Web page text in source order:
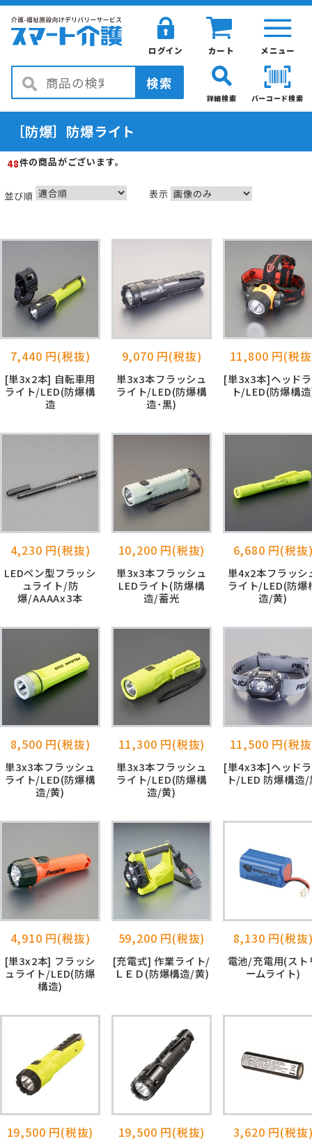
メニュー
カート
ログイン
検索
バーコード検索
詳細検索
［防爆］防爆ライト
48件の商品がございます。
並び順 表示
7,440 円(税抜)
[単3x2本] 自転車用
ライト/LED(防爆構
造
9,070 円(税抜)
単3x3本フラッシュ
ライト/LED(防爆構
造･黒)
11,800 円(税
[単3x3本]ヘッド
ト/LED(防爆構
4,230 円(税抜)
LEDペン型フラッシ
ュライト/防
爆/AAAAx3本
10,200 円(税抜)
単3x3本フラッシュ
LEDライト(防爆構
造/蓄光
6,680 円(税抜
単4x2本フラッシ
ライト/LED(防爆
造/黄)
8,500 円(税抜)
単3x3本フラッシュ
ライト/LED(防爆構
造/黄)
11,300 円(税抜)
単3x3本フラッシュ
ライト/LED(防爆構
造/黄)
11,500 円(税
[単4x3本]ヘッド
ト/LED 防爆構造
4,910 円(税抜)
[単3x2本] フラッシ
ュライト/LED(防爆
構造)
59,200 円(税抜)
[充電式] 作業ライト/
ＬＥＤ(防爆構造/黄)
8,130 円(税抜
電池/充電用(スト
ームライト)
19,500 円(税抜) 19,500 円(税抜) 3,620 円(税抜